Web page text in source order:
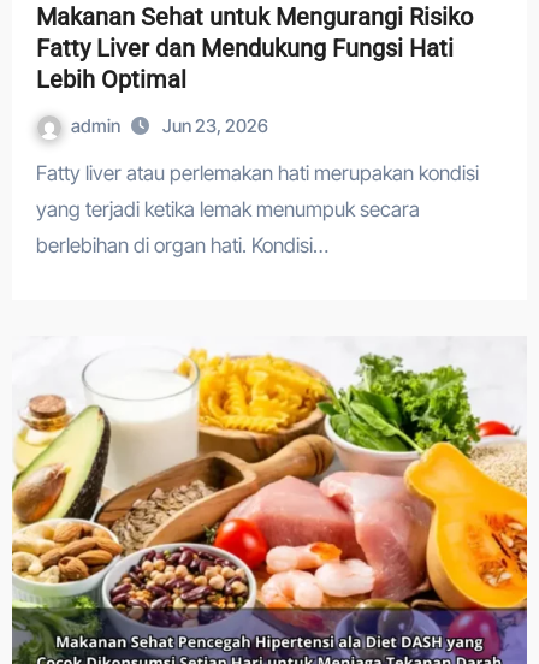
Makanan Sehat untuk Mengurangi Risiko
Fatty Liver dan Mendukung Fungsi Hati
Lebih Optimal
admin Jun 23, 2026
Fatty liver atau perlemakan hati merupakan kondisi
yang terjadi ketika lemak menumpuk secara
berlebihan di organ hati. Kondisi…